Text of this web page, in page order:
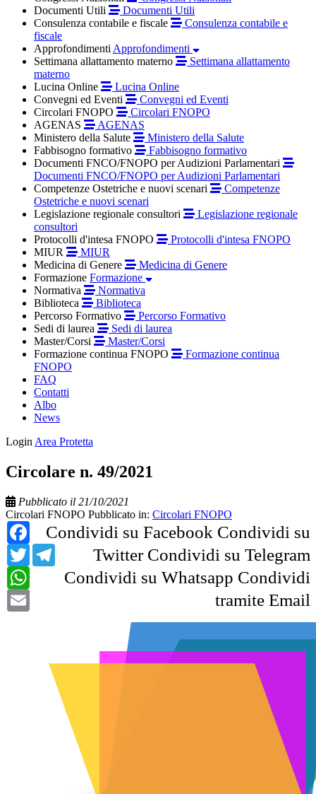
Documenti Utili
Documenti Utili
Consulenza contabile e fiscale
Consulenza contabile e
fiscale
Approfondimenti Approfondimenti
Settimana allattamento materno
Settimana allattamento
materno
Lucina Online
Lucina Online
Convegni ed Eventi
Convegni ed Eventi
Circolari FNOPO
Circolari FNOPO
AGENAS
AGENAS
Ministero della Salute
Ministero della Salute
Fabbisogno formativo
Fabbisogno formativo
Documenti FNCO/FNOPO per Audizioni Parlamentari
Documenti FNCO/FNOPO per Audizioni Parlamentari
Competenze Ostetriche e nuovi scenari
Competenze
Ostetriche e nuovi scenari
Legislazione regionale consultori
Legislazione regionale
consultori
Protocolli d'intesa FNOPO
Protocolli d'intesa FNOPO
MIUR
MIUR
Medicina di Genere
Medicina di Genere
Formazione Formazione
Normativa
Normativa
Biblioteca
Biblioteca
Percorso Formativo
Percorso Formativo
Sedi di laurea
Sedi di laurea
Master/Corsi
Master/Corsi
Formazione continua FNOPO
Formazione continua
FNOPO
FAQ
Contatti
Albo
News
Login Area Protetta
Circolare n. 49/2021
Pubblicato il 21/10/2021
Circolari FNOPO Pubblicato in: Circolari FNOPO
Condividi su Facebook
Facebook
Condividi su
Twitter
Twitter Condividi su Telegram
Telegram
Condividi su Whatsapp
WhatsApp
Condividi
tramite Email